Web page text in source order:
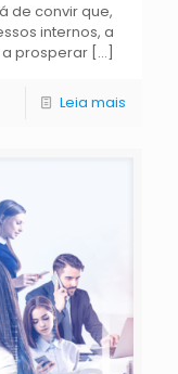
de convir que,
internos, a
prosperar […]
Leia mais